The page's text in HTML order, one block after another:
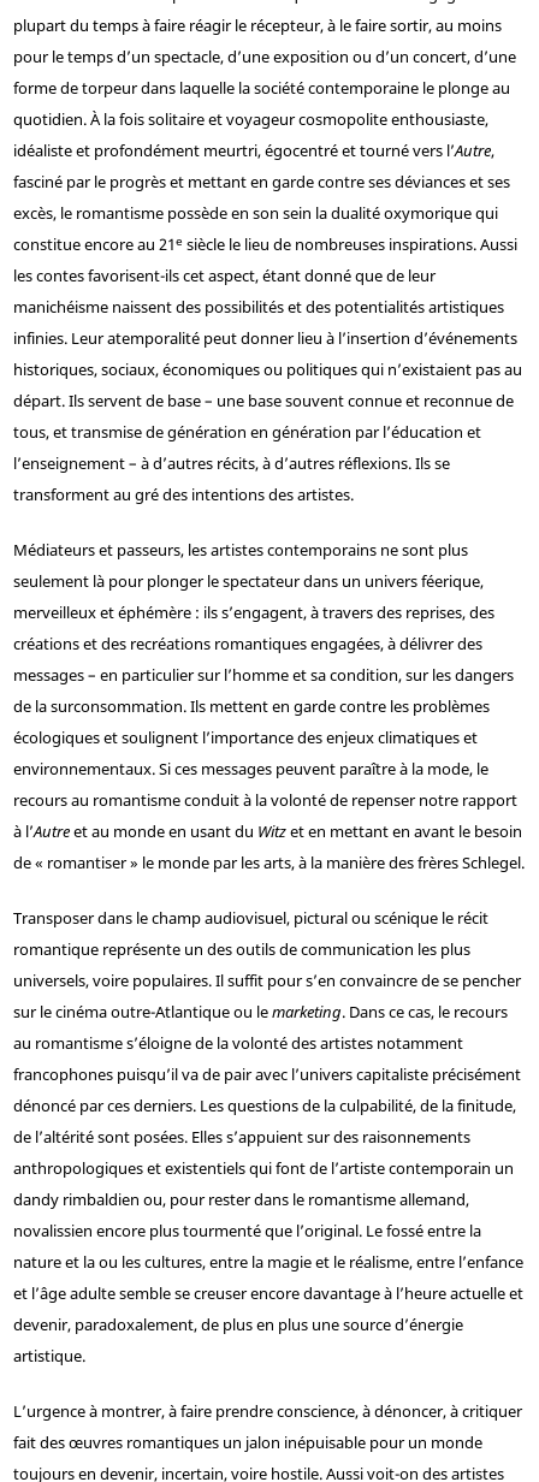
plupart du temps à faire réagir le récepteur, à le faire sortir, au moins
pour le temps d’un spectacle, d’une exposition ou d’un concert, d’une
forme de torpeur dans laquelle la société contemporaine le plonge au
quotidien. À la fois solitaire et voyageur cosmopolite enthousiaste,
idéaliste et profondément meurtri, égocentré et tourné vers l’Autre,
fasciné par le progrès et mettant en garde contre ses déviances et ses
excès, le romantisme possède en son sein la dualité oxymorique qui
constitue encore au 21e siècle le lieu de nombreuses inspirations. Aussi
les contes favorisent-ils cet aspect, étant donné que de leur
manichéisme naissent des possibilités et des potentialités artistiques
infinies. Leur atemporalité peut donner lieu à l’insertion d’événements
historiques, sociaux, économiques ou politiques qui n’existaient pas au
départ. Ils servent de base – une base souvent connue et reconnue de
tous, et transmise de génération en génération par l’éducation et
l’enseignement – à d’autres récits, à d’autres réflexions. Ils se
transforment au gré des intentions des artistes.
Médiateurs et passeurs, les artistes contemporains ne sont plus
seulement là pour plonger le spectateur dans un univers féerique,
merveilleux et éphémère : ils s’engagent, à travers des reprises, des
créations et des recréations romantiques engagées, à délivrer des
messages – en particulier sur l’homme et sa condition, sur les dangers
de la surconsommation. Ils mettent en garde contre les problèmes
écologiques et soulignent l’importance des enjeux climatiques et
environnementaux. Si ces messages peuvent paraître à la mode, le
recours au romantisme conduit à la volonté de repenser notre rapport
à l’Autreet au monde en usant du Witzet en mettant en avant le besoin
de « romantiser » le monde par les arts, à la manière des frères Schlegel.
Transposer dans le champ audiovisuel, pictural ou scénique le récit
romantique représente un des outils de communication les plus
universels, voire populaires. Il suffit pour s’en convaincre de se pencher
sur le cinéma outre-Atlantique ou lemarketing. Dans ce cas, le recours
au romantisme s’éloigne de la volonté des artistes notamment
francophones puisqu’il va de pair avec l’univers capitaliste précisément
dénoncé par ces derniers. Les questions de la culpabilité, de la finitude,
de l’altérité sont posées. Elles s’appuient sur des raisonnements
anthropologiques et existentiels qui font de l’artiste contemporain un
dandy rimbaldien ou, pour rester dans le romantisme allemand,
novalissien encore plus tourmenté que l’original. Le fossé entre la
nature et la ou les cultures, entre la magie et le réalisme, entre l’enfance
et l’âge adulte semble se creuser encore davantage à l’heure actuelle et
devenir, paradoxalement, de plus en plus une source d’énergie
artistique.
L’urgence à montrer, à faire prendre conscience, à dénoncer, à critiquer
fait des œuvres romantiques un jalon inépuisable pour un monde
toujours en devenir, incertain, voire hostile. Aussi voit-on des artistes